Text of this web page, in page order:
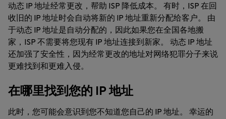
动态 IP 地址经常更改，帮助 ISP 降低成本。 有时，ISP 在回
收旧的 IP 地址时会自动将新的 IP 地址重新分配给客户。 由
于动态 IP 地址是自动分配的，因此如果您在全国各地搬
家，ISP 不需要将您现有 IP 地址连接到新家。 动态 IP 地址
还加强了安全性，因为经常更改的地址对网络犯罪分子来说
更难找到和更难入侵。
在哪里找到您的 IP 地址
此时，您可能会意识到您不知道您自己的 IP 地址。 幸运的